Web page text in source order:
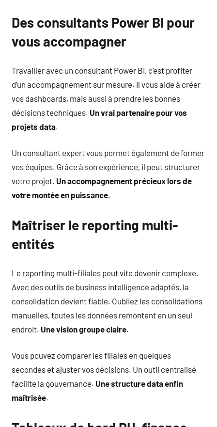
Des consultants Power BI pour
vous accompagner
Travailler avec un consultant Power BI, c’est profiter
d’un accompagnement sur mesure. Il vous aide à créer
vos dashboards, mais aussi à prendre les bonnes
décisions techniques. Un vrai partenaire pour vos
projets data.
Un consultant expert vous permet également de former
vos équipes. Grâce à son expérience, il peut structurer
votre projet. Un accompagnement précieux lors de
votre montée en puissance.
Maîtriser le reporting multi-
entités
Le reporting multi-filiales peut vite devenir complexe.
Avec des outils de business intelligence adaptés, la
consolidation devient fiable. Oubliez les consolidations
manuelles, toutes les données remontent en un seul
endroit. Une vision groupe claire.
Vous pouvez comparer les filiales en quelques
secondes et ajuster vos décisions. Un outil centralisé
facilite la gouvernance. Une structure data enfin
maîtrisée.